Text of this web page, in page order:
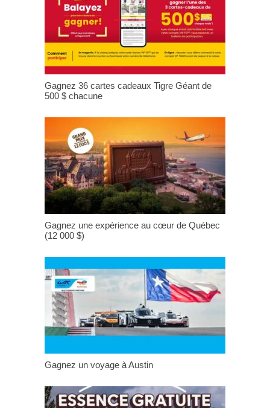
Gagnez 36 cartes cadeaux Tigre Géant de
500 $ chacune
Gagnez une expérience au cœur de Québec
(12 000 $)
Gagnez un voyage à Austin